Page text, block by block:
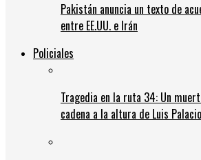
Pakistán anuncia un texto de
entre EE.UU. e Irán
Policiales
Tragedia en la ruta 34: Un
cadena a la altura de Luis